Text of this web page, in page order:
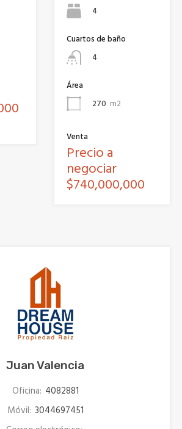
4
Cuartos de baño
4
Área
270 m2
Venta
Precio a
negociar
$740,000,000
Juan Valencia
Oficina: 4082881
Móvil: 3044697451